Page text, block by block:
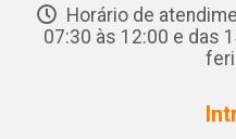
Horário de
07:30 às 12:00 e das